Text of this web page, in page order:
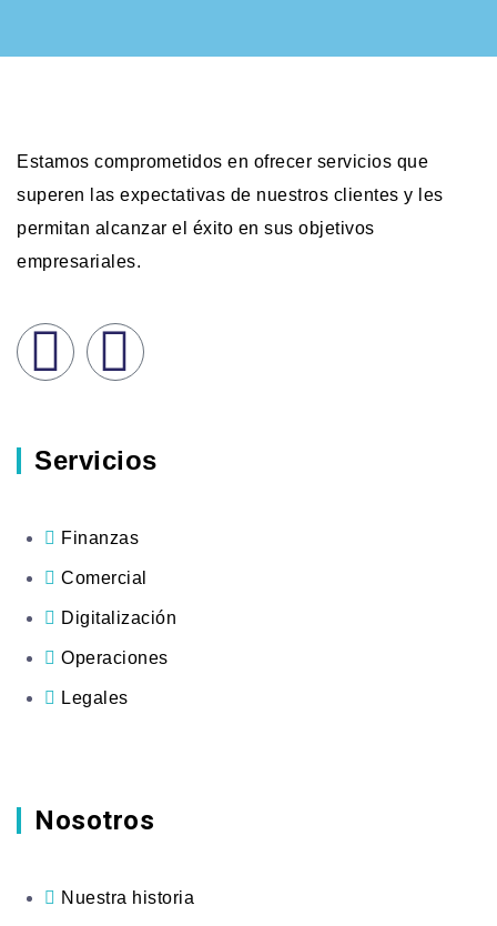
Estamos comprometidos en ofrecer servicios que
superen las expectativas de nuestros clientes y les
permitan alcanzar el éxito en sus objetivos
empresariales.
Servicios
Finanzas
Comercial
Digitalización
Operaciones
Legales
Nosotros
Nuestra historia